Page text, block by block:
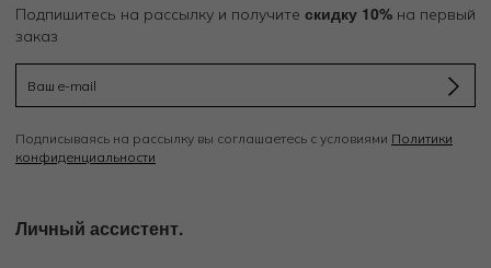
Подпишитесь на рассылку и получите скидку 10% на первый
заказ
Подписываясь на рассылку вы соглашаетесь с условиями Политики
конфиденциальности
Личный ассистент.